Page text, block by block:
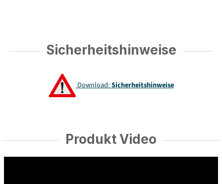
Sicherheitshinweise
Download:Sicherheitshinweise
Produkt Video